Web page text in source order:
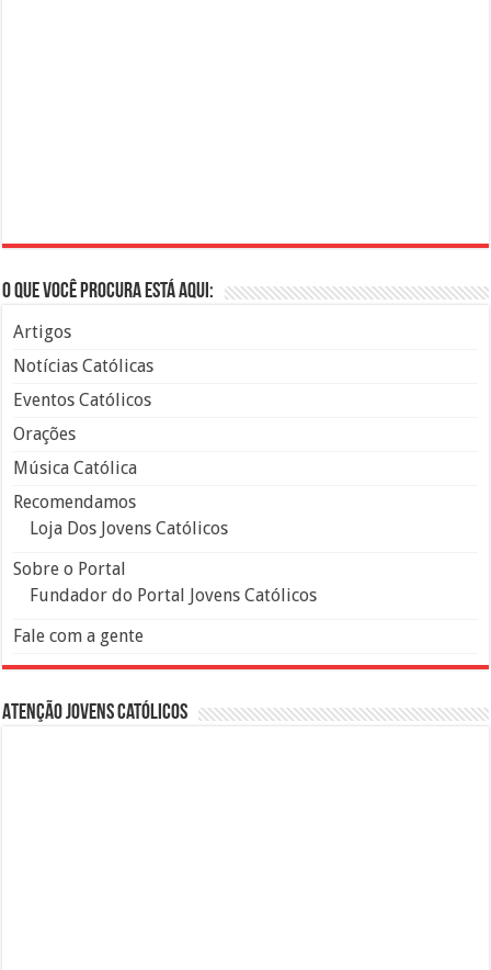
O que você procura está aqui:
Artigos
Notícias Católicas
Eventos Católicos
Orações
Música Católica
Recomendamos
Loja Dos Jovens Católicos
Sobre o Portal
Fundador do Portal Jovens Católicos
Fale com a gente
Atenção Jovens Católicos